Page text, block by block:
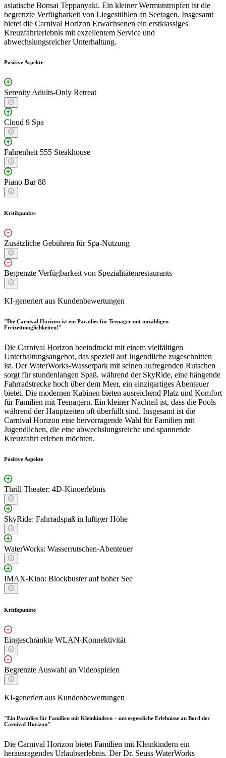
asiatische Bonsai Teppanyaki. Ein kleiner Wermutstropfen ist die
begrenzte Verfügbarkeit von Liegestühlen an Seetagen. Insgesamt
bietet die Carnival Horizon Erwachsenen ein erstklassiges
Kreuzfahrterlebnis mit exzellentem Service und
abwechslungsreicher Unterhaltung.
Positive Aspekte
Serenity Adults-Only Retreat
Cloud 9 Spa
Fahrenheit 555 Steakhouse
Piano Bar 88
Kritikpunkte
Zusätzliche Gebühren für Spa-Nutzung
Begrenzte Verfügbarkeit von Spezialitätenrestaurants
KI-generiert aus Kundenbewertungen
"Die Carnival Horizon ist ein Paradies für Teenager mit unzähligen
Freizeitmöglichkeiten!"
Die Carnival Horizon beeindruckt mit einem vielfältigen
Unterhaltungsangebot, das speziell auf Jugendliche zugeschnitten
ist. Der WaterWorks-Wasserpark mit seinen aufregenden Rutschen
sorgt für stundenlangen Spaß, während der SkyRide, eine hängende
Fahrradstrecke hoch über dem Meer, ein einzigartiges Abenteuer
bietet. Die modernen Kabinen bieten ausreichend Platz und Komfort
für Familien mit Teenagern. Ein kleiner Nachteil ist, dass die Pools
während der Hauptzeiten oft überfüllt sind. Insgesamt ist die
Carnival Horizon eine hervorragende Wahl für Familien mit
Jugendlichen, die eine abwechslungsreiche und spannende
Kreuzfahrt erleben möchten.
Positive Aspekte
Thrill Theater: 4D-Kinoerlebnis
SkyRide: Fahrradspaß in luftiger Höhe
WaterWorks: Wasserrutschen-Abenteuer
IMAX-Kino: Blockbuster auf hoher See
Kritikpunkte
Eingeschränkte WLAN-Konnektivität
Begrenzte Auswahl an Videospielen
KI-generiert aus Kundenbewertungen
"Ein Paradies für Familien mit Kleinkindern – unvergessliche Erlebnisse an Bord der
Carnival Horizon"
Die Carnival Horizon bietet Familien mit Kleinkindern ein
herausragendes Urlaubserlebnis. Der Dr. Seuss WaterWorks